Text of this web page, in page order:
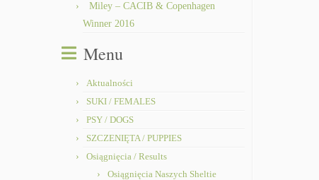
Miley – CACIB & Copenhagen
Winner 2016
Menu
Aktualności
SUKI / FEMALES
PSY / DOGS
SZCZENIĘTA / PUPPIES
Osiągnięcia / Results
Osiągnięcia Naszych Sheltie